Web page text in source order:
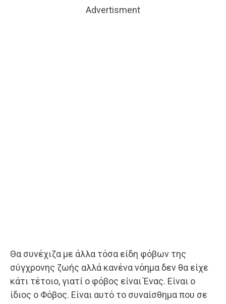
Advertisment
Θα συνέχιζα με άλλα τόσα είδη φόβων της
σύγχρονης ζωής αλλά κανένα νόημα δεν θα είχε
κάτι τέτοιο, γιατί ο φόβος είναι Ένας. Είναι ο
ίδιος ο Φόβος. Είναι αυτό το συναίσθημα που σε